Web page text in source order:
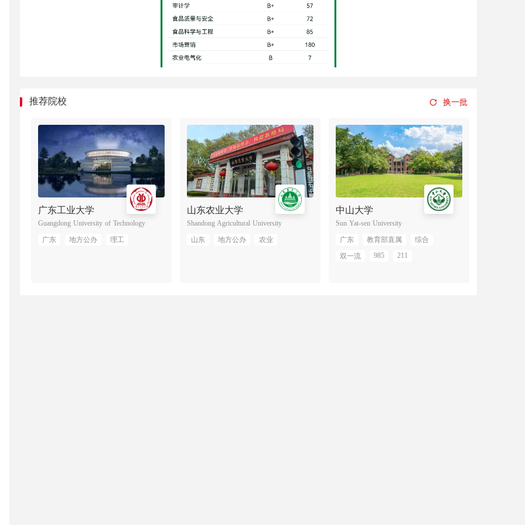
B
推荐院校 换一批
广东工业大学
Guangdong University of Technology
广东
地方公办 理工
山东农业大学
Shandong Agricultural University
山东
地方公办 农业
中山大学
Sun Yat-sen University
广东
教育部直属
综合
双一流
985 211